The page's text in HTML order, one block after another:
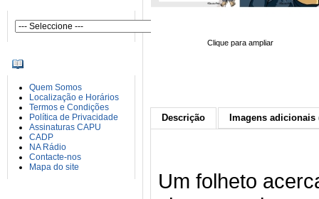
Quem Somos
Localização e Horários
Termos e Condições
Política de Privacidade
Assinaturas CAPU
CADP
NA Rádio
Contacte-nos
Mapa do site
Clique para ampliar
Descrição Imagens adicionais
Um folheto